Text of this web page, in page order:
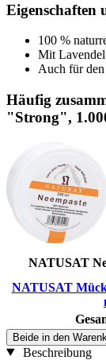
Eigenschaften
100 %
Mit
Auch für
Häufig
"Strong",
NATUSAT
NATUSAT
Beide in den
Beschreibung